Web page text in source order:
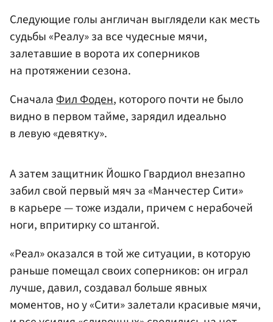
Следующие голы англичан выглядели как месть
судьбы «Реалу» за все чудесные мячи,
залетавшие в ворота их соперников
на протяжении сезона.
СначалаФил Фоден, которого почти не было
видно в первом тайме, зарядил идеально
в левую «девятку».
А затем защитник Йошко Гвардиол внезапно
забил свой первый мяч за «Манчестер Сити»
в карьере — тоже издали, причем с нерабочей
ноги, впритирку со штангой.
«Реал» оказался в той же ситуации, в которую
раньше помещал своих соперников: он играл
лучше, давил, создавал больше явных
моментов, но у «Сити» залетали красивые мячи,